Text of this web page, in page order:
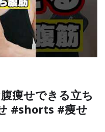
痩せできる立ち
#shorts #痩せ